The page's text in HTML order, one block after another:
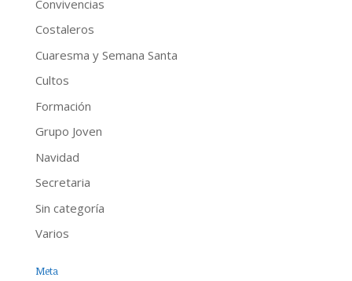
Convivencias
Costaleros
Cuaresma y Semana Santa
Cultos
Formación
Grupo Joven
Navidad
Secretaria
Sin categoría
Varios
Meta